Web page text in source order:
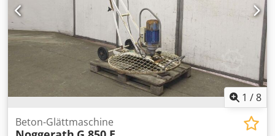
1 /8
Beton-Glättmaschine